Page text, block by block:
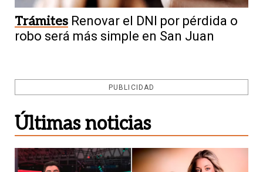
Trámites Renovar el DNI por pérdida o
robo será más simple en San Juan
PUBLICIDAD
Últimas noticias